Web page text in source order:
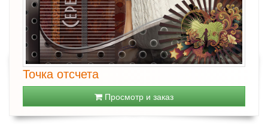
Точка отсчета
Просмотр и заказ